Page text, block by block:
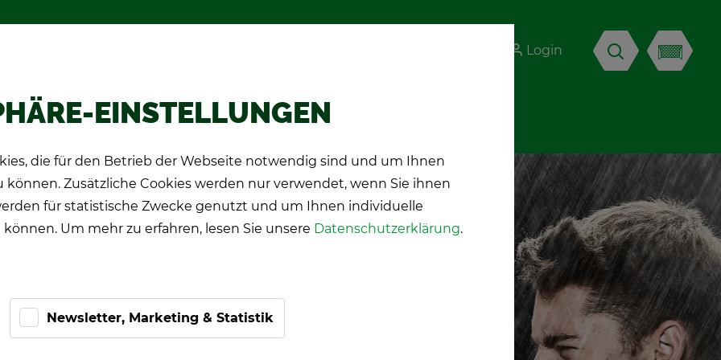
EINSTELLUNGEN
die für den Betrieb der Webseite notwendig sind und um Ihnen
können. Zusätzliche Cookies werden nur verwendet, wenn Sie ihnen
für statistische Zwecke genutzt und um Ihnen individuelle
Um mehr zu erfahren, lesen Sie unsere Datenschutzerklärung.
Newsletter, Marketing & Statistik
Down­loads & An­lei­tun­gen
Login